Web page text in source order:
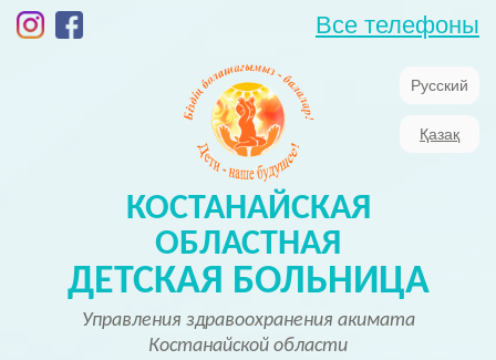
КОСТАНАЙСКАЯ
ОБЛАСТНАЯ
ДЕТСКАЯ БОЛЬНИЦА
Управления здравоохранения акимата
Костанайской области
Русский
Қазақ
Все телефоны